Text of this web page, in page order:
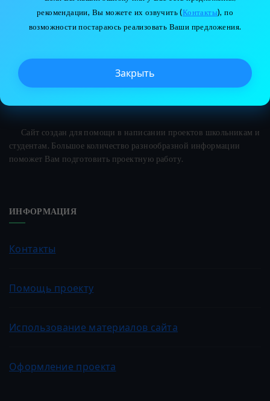
Сайт создан для помощи в написании проектов школьникам и
студентам. Большое количество разнообразной информации
поможет Вам подготовить проектную работу.
ИНФОРМАЦИЯ
Контакты
Помощь проекту
Использование материалов сайта
Оформление проекта
рекомендации, Вы можете их озвучить (Контакты), по
возможности постараюсь реализовать Ваши предложения.
Закрыть